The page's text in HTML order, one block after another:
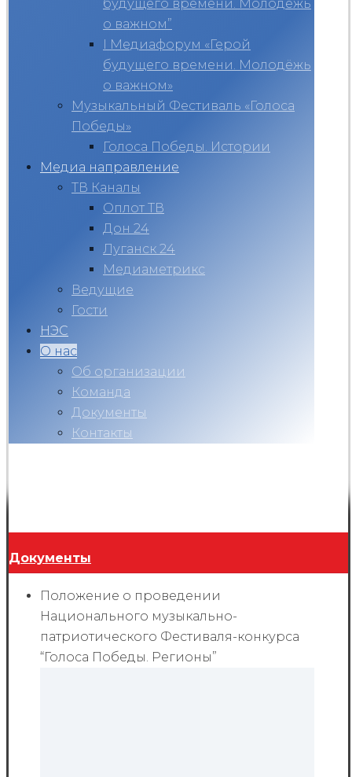
будущего времени. Молодёжь
о важном”
I Медиафорум «Герой
будущего времени. Молодёжь
о важном»
Музыкальный Фестиваль «Голоса
Победы»
Голоса Победы. Истории
Медиа направление
ТВ Каналы
Оплот ТВ
Дон 24
Луганск 24
Медиаметрикс
Ведущие
Гости
НЭС
О нас
Об организации
Команда
Документы
Контакты
Документы
Положение о проведении
Национального музыкально-
патриотического Фестиваля-конкурса
“Голоса Победы. Регионы”